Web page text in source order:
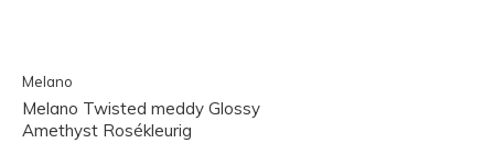
Melano
Melano Twisted meddy Glossy
Amethyst Rosékleurig